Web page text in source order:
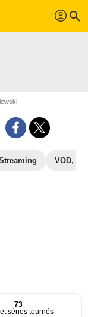
profil search
VOD,
73
séries tournés